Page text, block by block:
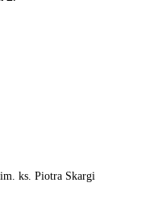
ks. Piotra Skargi